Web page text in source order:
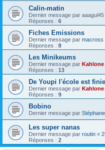
Calin-matin
Dernier message par aaagul45
Réponses : 6
Fiches Emissions
Dernier message par macross
Réponses : 8
Les Minikeums
Dernier message par Kahlone
Réponses : 13
De Youpi l'école est
Dernier message par Kahlone
Réponses : 9
Bobino
Dernier message par
Les super nanas
Dernier message par routin «
Réponses : 2